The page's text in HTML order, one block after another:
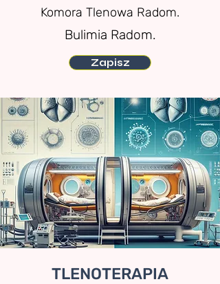
Komora Tlenowa Radom.
Bulimia Radom.
Zapisz
TLENOTERAPIA